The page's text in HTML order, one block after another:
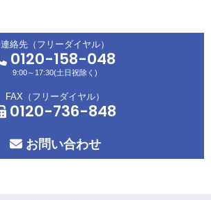
連絡先（フリーダイヤル）
0120-158-048
9:00～17:30(土日祝除く)
FAX（フリーダイヤル）
0120-736-848
お問い合わせ